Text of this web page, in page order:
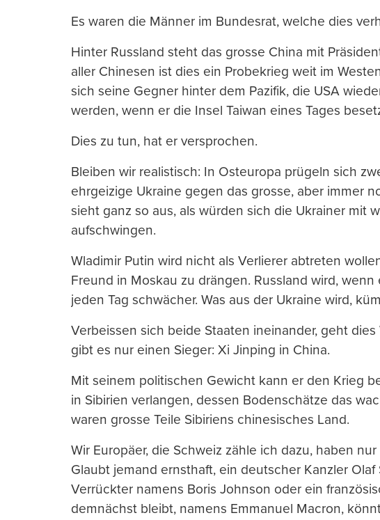
Es waren die Männer im Bundesrat, welche dies
Hinter Russland steht das grosse China mit
aller Chinesen ist dies ein Probekrieg weit im
sich seine Gegner hinter dem Pazifik, die USA
werden, wenn er die Insel Taiwan eines Tages
Dies zu tun, hat er versprochen.
Bleiben wir realistisch: In Osteuropa prügeln sich
ehrgeizige Ukraine gegen das grosse, aber immer
sieht ganz so aus, als würden sich die Ukrainer mit
aufschwingen.
Wladimir Putin wird nicht als Verlierer abtreten
Freund in Moskau zu drängen. Russland wird,
jeden Tag schwächer. Was aus der Ukraine wird,
Verbeissen sich beide Staaten ineinander, geht
gibt es nur einen Sieger: Xi Jinping in China.
Mit seinem politischen Gewicht kann er den Krieg
in Sibirien verlangen, dessen Bodenschätze das
waren grosse Teile Sibiriens chinesisches Land.
Wir Europäer, die Schweiz zähle ich dazu, haben
Glaubt jemand ernsthaft, ein deutscher Kanzler
Verrückter namens Boris Johnson oder ein
demnächst bleibt, namens Emmanuel Macron,